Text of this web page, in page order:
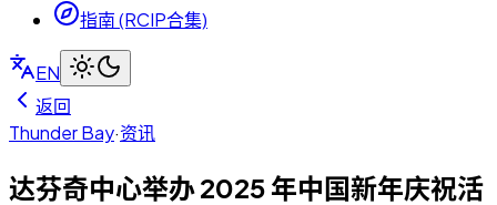
指南 (RCIP合集)
EN
返回
Thunder Bay·资讯
达芬奇中心举办 2025 年中国新年庆祝活